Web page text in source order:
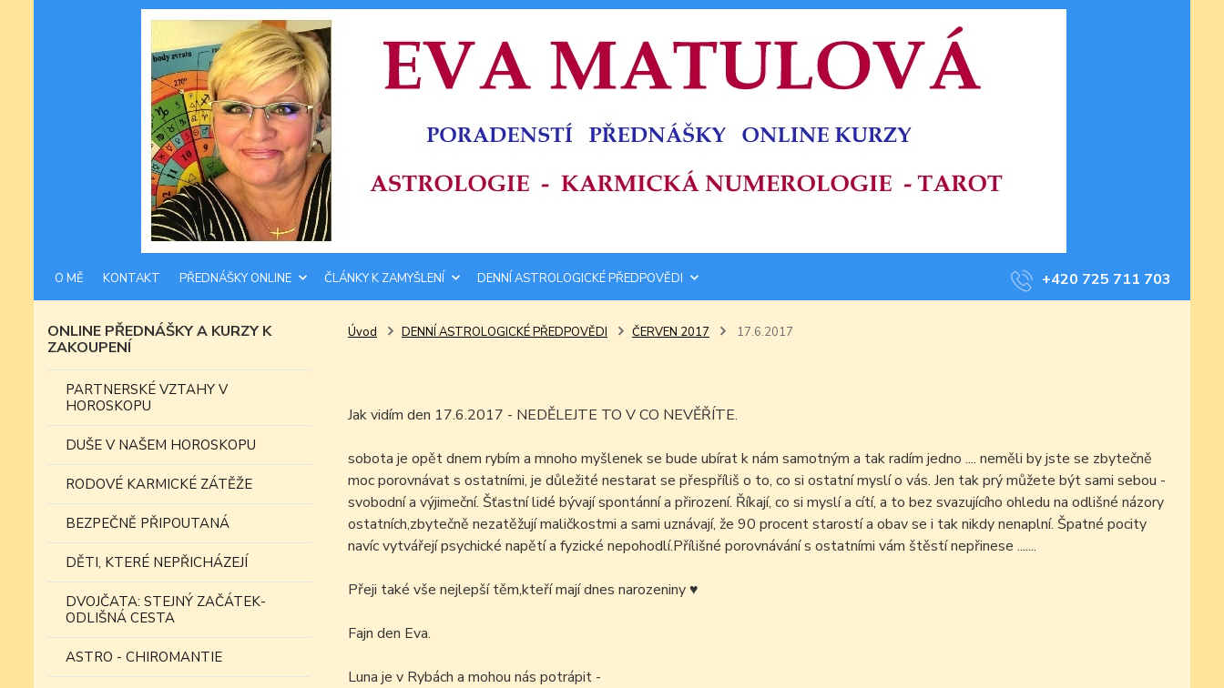
O MĚ KONTAKT PŘEDNÁŠKY ONLINE ČLÁNKY K ZAMYŠLENÍ DENNÍ ASTROLOGICKÉ PŘEDPOVĚDI +420 725 711 703
ONLINE PŘEDNÁŠKY A KURZY K
ZAKOUPENÍ
PARTNERSKÉ VZTAHY V
HOROSKOPU
DUŠE V NAŠEM HOROSKOPU
RODOVÉ KARMICKÉ ZÁTĚŽE
BEZPEČNĚ PŘIPOUTANÁ
DĚTI, KTERÉ NEPŘICHÁZEJÍ
DVOJČATA: STEJNÝ ZAČÁTEK-
ODLIŠNÁ CESTA
ASTRO - CHIROMANTIE
Úvod DENNÍ ASTROLOGICKÉ PŘEDPOVĚDI ČERVEN 2017 17.6.2017
Jak vidím den 17.6.2017 - NEDĚLEJTE TO V CO NEVĚŘÍTE.
sobota je opět dnem rybím a mnoho myšlenek se bude ubírat k nám samotným a tak radím jedno .... neměli by jste se zbytečně
moc porovnávat s ostatními, je důležité nestarat se přespříliš o to, co si ostatní myslí o vás. Jen tak prý můžete být sami sebou -
svobodní a výjimeční. Šťastní lidé bývají spontánní a přirození. Říkají, co si myslí a cítí, a to bez svazujícího ohledu na odlišné názory
ostatních,zbytečně nezatěžují maličkostmi a sami uznávají, že 90 procent starostí a obav se i tak nikdy nenaplní. Špatné pocity
navíc vytvářejí psychické napětí a fyzické nepohodlí.Přílišné porovnávání s ostatními vám štěstí nepřinese .......
Přeji také vše nejlepší těm,kteří mají dnes narozeniny♥
Fajn den Eva.
Luna je v Rybách a mohou nás potrápit -